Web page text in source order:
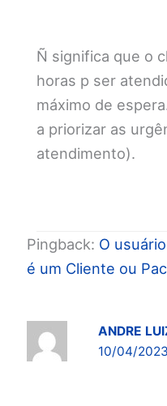
Ñ significa que o
horas p ser
máximo de
a priorizar as
atendimento).
Pingback: O
é um Cliente ou
ANDRE
10/04/